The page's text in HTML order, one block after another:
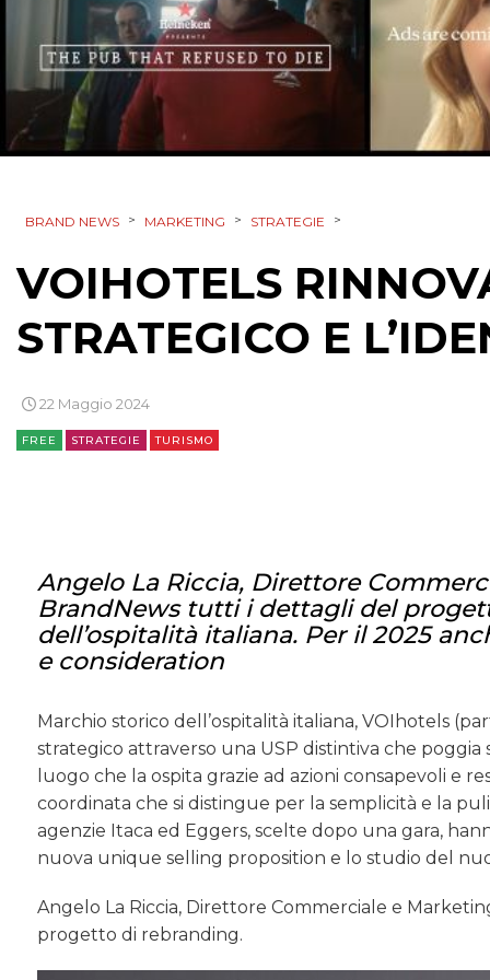
BRAND NEWS > MARKETING > STRATEGIE >
VOIHOTELS
STRATEGICO E
22 Maggio 2024
FREE STRATEGIE TURISMO
Angelo La Riccia, Direttore
BrandNews tutti i dettagli del
dell’ospitalità italiana. Per il 2025
e consideration
Marchio storico dell’ospitalità italiana, VOIhotels
strategico attraverso una USP distintiva che
luogo che la ospita grazie ad azioni consapevoli e
coordinata che si distingue per la semplicità e la
agenzie Itaca ed Eggers, scelte dopo una gara,
nuova unique selling proposition e lo studio del
Angelo La Riccia, Direttore Commerciale e
progetto di rebranding.